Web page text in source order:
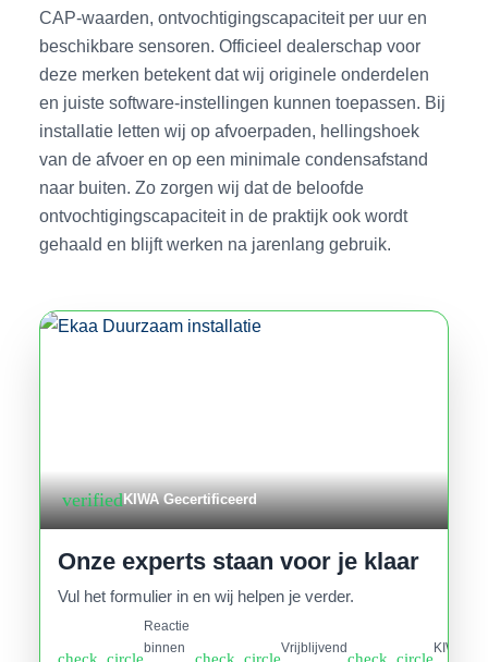
CAP-waarden, ontvochtigingscapaciteit per uur en
beschikbare sensoren. Officieel dealerschap voor
deze merken betekent dat wij originele onderdelen
en juiste software-instellingen kunnen toepassen. Bij
installatie letten wij op afvoerpaden, hellingshoek
van de afvoer en op een minimale condensafstand
naar buiten. Zo zorgen wij dat de beloofde
ontvochtigingscapaciteit in de praktijk ook wordt
gehaald en blijft werken na jarenlang gebruik.
verifiedKIWA Gecertificeerd
Onze experts staan voor je klaar
Vul het formulier in en wij helpen je verder.
check_circle
Reactie
binnen
check_circle
Vrijblijvend
check_circle
KIWA